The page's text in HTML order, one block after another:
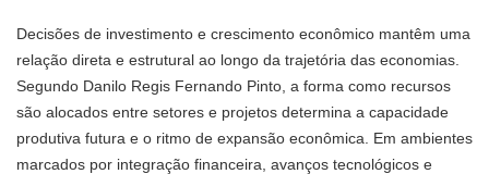
Decisões de investimento e crescimento econômico mantêm uma
relação direta e estrutural ao longo da trajetória das economias.
Segundo Danilo Regis Fernando Pinto, a forma como recursos
são alocados entre setores e projetos determina a capacidade
produtiva futura e o ritmo de expansão econômica. Em ambientes
marcados por integração financeira, avanços tecnológicos e